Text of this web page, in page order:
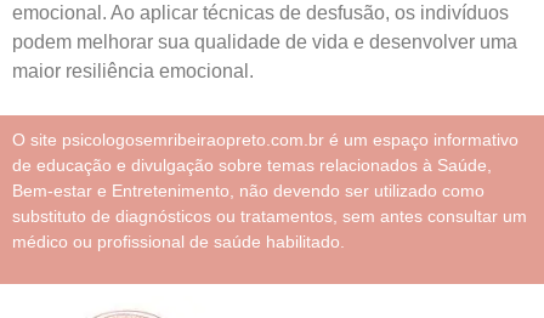
emocional. Ao aplicar técnicas de desfusão, os indivíduos
podem melhorar sua qualidade de vida e desenvolver uma
maior resiliência emocional.
O site psicologosemribeiraopreto.com.br é um espaço informativo
de educação e divulgação sobre temas relacionados à Saúde,
Bem-estar e Entretenimento, não devendo ser utilizado como
substituto de diagnósticos ou tratamentos, sem antes consultar um
médico ou profissional de saúde habilitado.